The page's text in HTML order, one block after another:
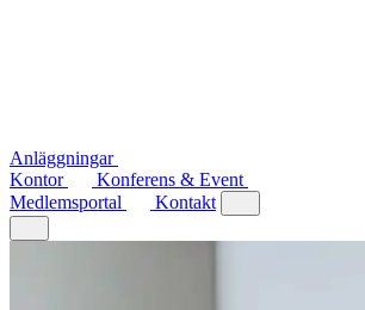
Anläggningar
Kontor
Konferens & Event
Medlemsportal
Kontakt